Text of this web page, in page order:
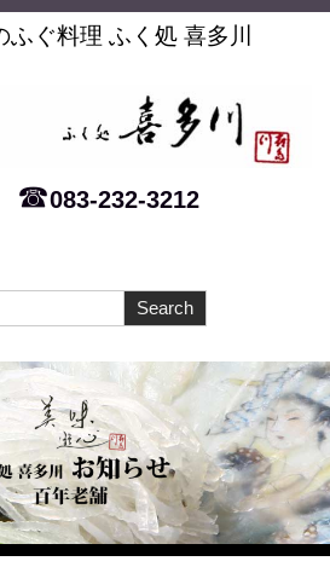
ふぐ料理 ふく処 喜多川
083-232-3212